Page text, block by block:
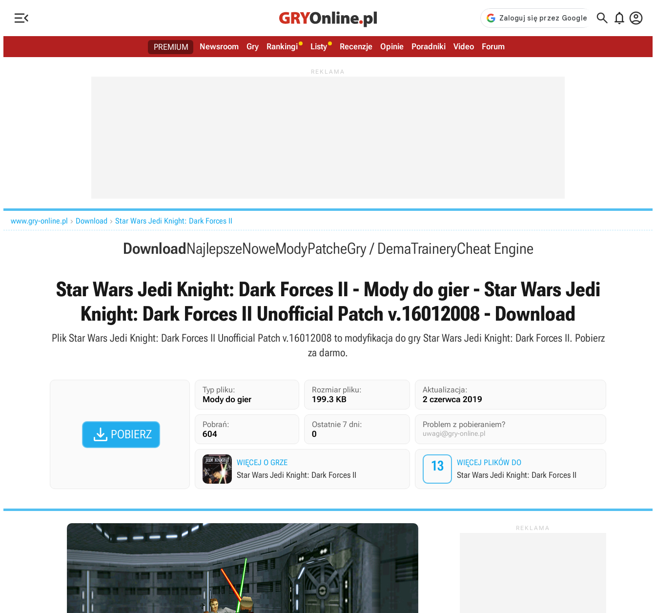
   
PREMIUM Newsroom Gry Rankingi Listy Recenzje Opinie Poradniki Video Forum
www.gry-online.pl  Download  Star Wars Jedi Knight: Dark Forces II
DownloadNajlepszeNoweModyPatcheGry / DemaTraineryCheat Engine
Star Wars Jedi Knight: Dark Forces II - Mody do gier - Star Wars Jedi
Knight: Dark Forces II Unofficial Patch v.16012008 - Download
Plik Star Wars Jedi Knight: Dark Forces II Unofficial Patch v.16012008 to modyfikacja do gry Star Wars Jedi Knight: Dark Forces II. Pobierz
za darmo.
 POBIERZ
Typ pliku:
Mody do gier
Rozmiar pliku:
199.3 KB
Aktualizacja:
2 czerwca 2019
Pobrań:
604
Ostatnie 7 dni:
0
Problem z pobieraniem?
uwagi@gry-online.pl
WIĘCEJ O GRZE
Star Wars Jedi Knight: Dark Forces II
13 WIĘCEJ PLIKÓW DO
Star Wars Jedi Knight: Dark Forces II